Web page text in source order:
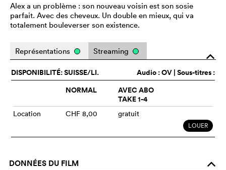
Alex a un problème : son nouveau voisin est son sosie
parfait. Avec des cheveux. Un double en mieux, qui va
totalement bouleverser son existence.
o
Représentations Streaming
Audio :OV | Sous-titres :
DISPONIBILITÉ: SUISSE/LI.
NORMAL
AVEC ABO
TAKE 1-4
Location CHF 8,00 gratuit
LOUER
DONNÉES DU FILM o